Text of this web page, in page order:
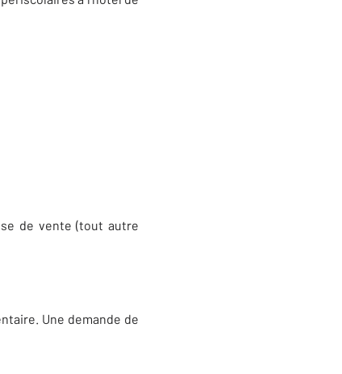
de vente (tout autre
Une demande de